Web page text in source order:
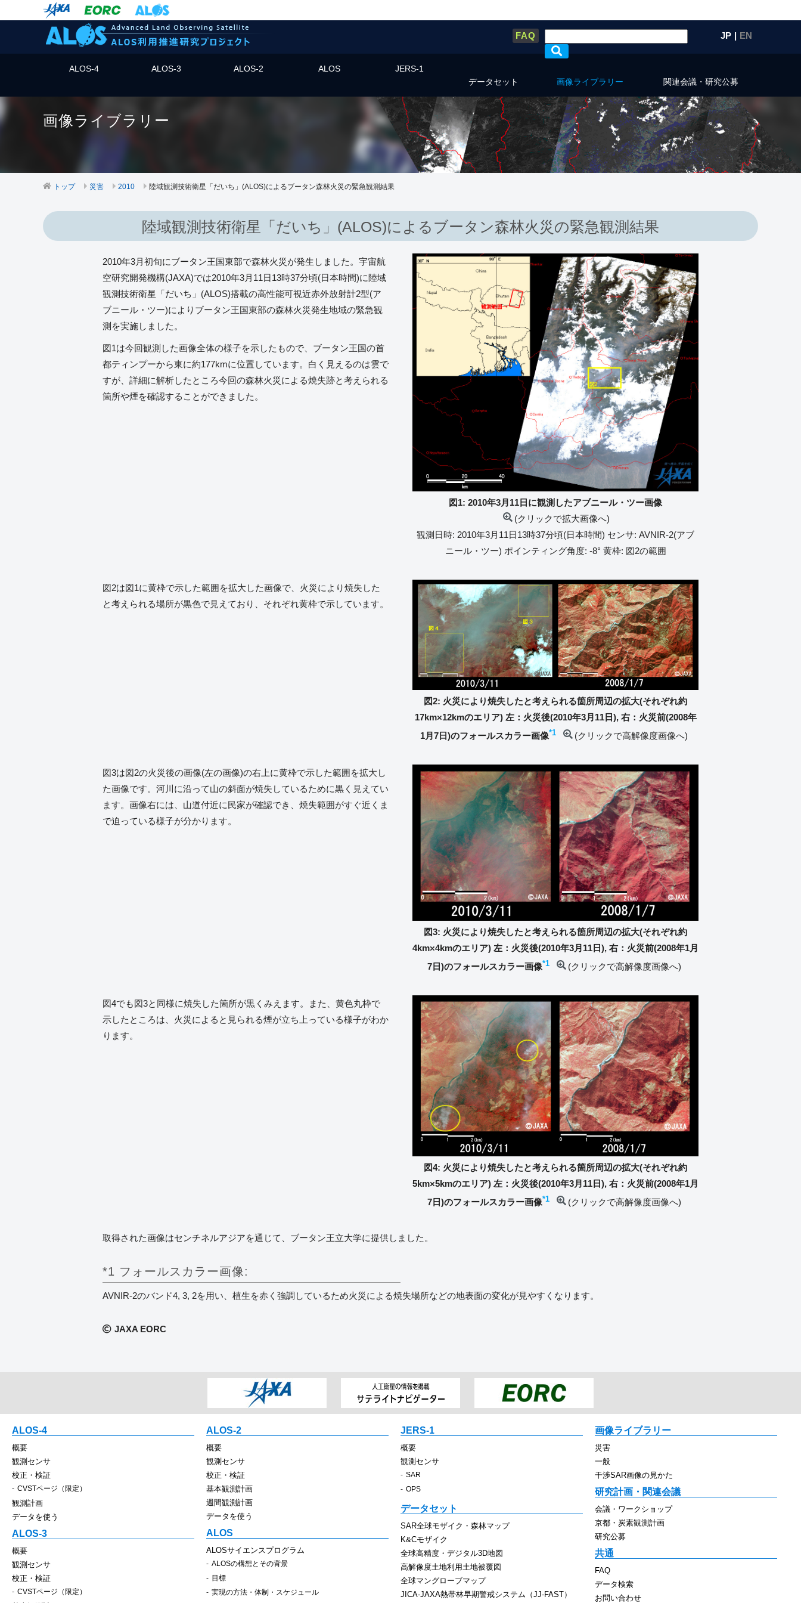
JP | EN
FAQ
ALOS-4 ALOS-3 ALOS-2 ALOS
JERS-1
データセット
画像ライブラリー 関連会議・研究公募
画像ライブラリー
トップ 災害 2010 陸域観測技術衛星「だいち」(ALOS)によるブータン森林火災の緊急観測結果
陸域観測技術衛星「だいち」(ALOS)によるブータン森林火災の緊急観測結果
2010年3月初旬にブータン王国東部で森林火災が発生しました。宇宙航
空研究開発機構(JAXA)では2010年3月11日13時37分頃(日本時間)に陸域
観測技術衛星「だいち」(ALOS)搭載の高性能可視近赤外放射計2型(ア
ブニール・ツー)によりブータン王国東部の森林火災発生地域の緊急観
測を実施しました。
図1は今回観測した画像全体の様子を示したもので、ブータン王国の首
都ティンプーから東に約177kmに位置しています。白く見えるのは雲で
すが、詳細に解析したところ今回の森林火災による焼失跡と考えられる
箇所や煙を確認することができました。
図1: 2010年3月11日に観測したアブニール・ツー画像
(クリックで拡大画像へ)
観測日時: 2010年3月11日13時37分頃(日本時間) センサ: AVNIR-2(アブ
ニール・ツー) ポインティング角度: -8° 黄枠: 図2の範囲
図2は図1に黄枠で示した範囲を拡大した画像で、火災により焼失した
と考えられる場所が黒色で見えており、それぞれ黄枠で示しています。
図2: 火災により焼失したと考えられる箇所周辺の拡大(それぞれ約
17km×12kmのエリア) 左：火災後(2010年3月11日), 右：火災前(2008年
1月7日)のフォールスカラー画像*1 (クリックで高解像度画像へ)
図3は図2の火災後の画像(左の画像)の右上に黄枠で示した範囲を拡大し
た画像です。河川に沿って山の斜面が焼失しているために黒く見えてい
ます。画像右には、山道付近に民家が確認でき、焼失範囲がすぐ近くま
で迫っている様子が分かります。
図3: 火災により焼失したと考えられる箇所周辺の拡大(それぞれ約
4km×4kmのエリア) 左：火災後(2010年3月11日), 右：火災前(2008年1月
7日)のフォールスカラー画像*1 (クリックで高解像度画像へ)
図4でも図3と同様に焼失した箇所が黒くみえます。また、黄色丸枠で
示したところは、火災によると見られる煙が立ち上っている様子がわか
ります。
図4: 火災により焼失したと考えられる箇所周辺の拡大(それぞれ約
5km×5kmのエリア) 左：火災後(2010年3月11日), 右：火災前(2008年1月
7日)のフォールスカラー画像*1 (クリックで高解像度画像へ)
取得された画像はセンチネルアジアを通じて、ブータン王立大学に提供しました。
*1 フォールスカラー画像:
AVNIR-2のバンド4, 3, 2を用い、植生を赤く強調しているため火災による焼失場所などの地表面の変化が見やすくなります。
JAXA EORC
ALOS-4
概要
観測センサ
校正・検証
CVSTページ（限定）
観測計画
データを使う
ALOS-3
概要
観測センサ
校正・検証
CVSTページ（限定）
ALOS-2
概要
観測センサ
校正・検証
基本観測計画
週間観測計画
データを使う
ALOS
ALOSサイエンスプログラム
ALOSの構想とその背景
目標
実現の方法・体制・スケジュール
JERS-1
概要
観測センサ
SAR
OPS
データセット
SAR全球モザイク・森林マップ
K&Cモザイク
全球高精度・デジタル3D地図
高解像度土地利用土地被覆図
全球マングローブマップ
JICA-JAXA熱帯林早期警戒システム（JJ-FAST）
画像ライブラリー
災害
一般
干渉SAR画像の見かた
研究計画・関連会議
会議・ワークショップ
京都・炭素観測計画
研究公募
共通
FAQ
データ検索
お問い合わせ